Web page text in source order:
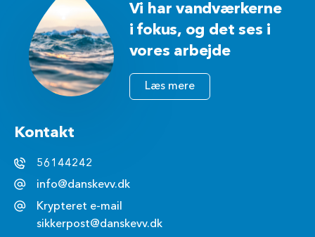
Vi har vandværkerne
i fokus, og det ses i
vores arbejde
Læs mere
Kontakt
56144242
info@danskevv.dk
Krypteret e-mail
sikkerpost@danskevv.dk